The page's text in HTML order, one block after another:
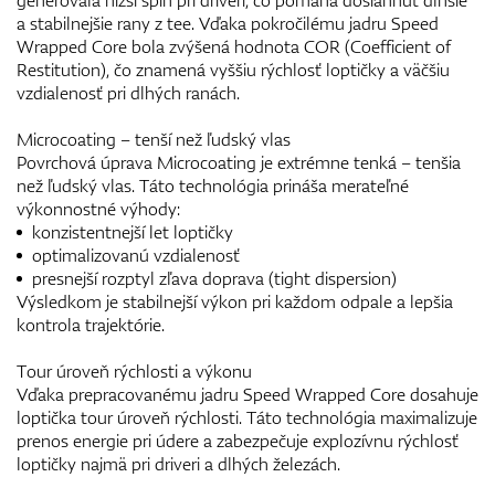
a stabilnejšie rany z tee. Vďaka pokročilému jadru Speed
Wrapped Core bola zvýšená hodnota COR (Coefficient of
Restitution), čo znamená vyššiu rýchlosť loptičky a väčšiu
vzdialenosť pri dlhých ranách.
Microcoating – tenší než ľudský vlas
Povrchová úprava Microcoating je extrémne tenká – tenšia
než ľudský vlas. Táto technológia prináša merateľné
výkonnostné výhody:
konzistentnejší let loptičky
optimalizovanú vzdialenosť
presnejší rozptyl zľava doprava (tight dispersion)
Výsledkom je stabilnejší výkon pri každom odpale a lepšia
kontrola trajektórie.
Tour úroveň rýchlosti a výkonu
Vďaka prepracovanému jadru Speed Wrapped Core dosahuje
loptička tour úroveň rýchlosti. Táto technológia maximalizuje
prenos energie pri údere a zabezpečuje explozívnu rýchlosť
loptičky najmä pri driveri a dlhých železách.